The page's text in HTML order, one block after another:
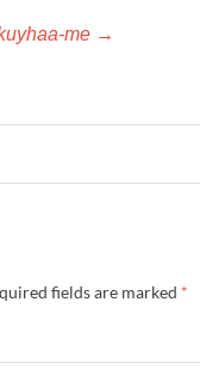
me →
fields are marked *